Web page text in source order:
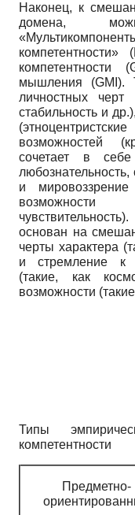
Наконец, к
домена,
компетентности»
компетентности
мышления (GMI).
личностных черт
стабильность и
возможностей
сочетает в
и
возможности
основан на
черты характера
и стремление к
(такие, как
возможности
Типы
компетентности
Предметно-